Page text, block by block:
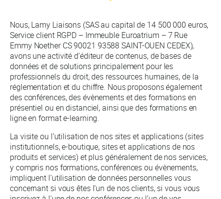
Nous, Lamy Liaisons (SAS au capital de 14 500 000 euros,
Service client RGPD – Immeuble Euroatrium – 7 Rue
Emmy Noether CS 90021 93588 SAINT-OUEN CEDEX),
avons une activité d’éditeur de contenus, de bases de
données et de solutions principalement pour les
professionnels du droit, des ressources humaines, de la
réglementation et du chiffre. Nous proposons également
des conférences, des évènements et des formations en
présentiel ou en distanciel, ainsi que des formations en
ligne en format e-learning.
La visite ou l’utilisation de nos sites et applications (sites
institutionnels, e-boutique, sites et applications de nos
produits et services) et plus généralement de nos services,
y compris nos formations, conférences ou évènements,
impliquent l’utilisation de données personnelles vous
concernant si vous êtes l’un de nos clients, si vous vous